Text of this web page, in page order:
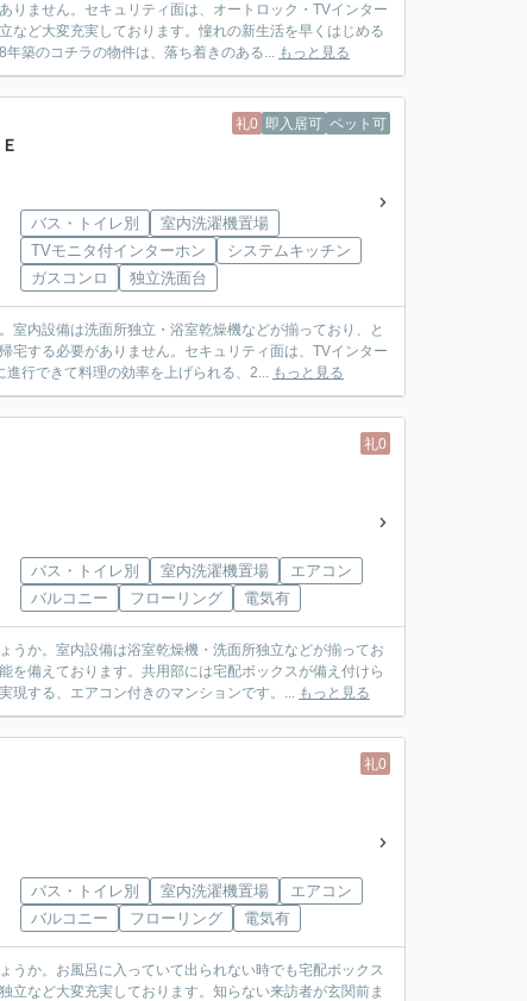
りません。セキュリティ面は、オートロック・TVインター
など大変充実しております。憧れの新生活を早くはじめる
築のコチラの物件は、落ち着きのある... もっと見る
礼0 即入居可 ペット可
バス・トイレ別
室内洗濯機置場
TVモニタ付インターホン
システムキッチン
ガスコンロ
独立洗面台
内設備は洗面所独立・浴室乾燥機などが揃っており、と
宅する必要がありません。セキュリティ面は、TVインター
行できて料理の効率を上げられる、2... もっと見る
礼0
バス・トイレ別 室内洗濯機置場
エアコン
バルコニー
フローリング 電気有
うか。室内設備は浴室乾燥機・洗面所独立などが揃ってお
を備えております。共用部には宅配ボックスが備え付けら
現する、エアコン付きのマンションです。... もっと見る
礼0
バス・トイレ別 室内洗濯機置場
エアコン
バルコニー
フローリング 電気有
うか。お風呂に入っていて出られない時でも宅配ボックス
など大変充実しております。知らない来訪者が玄関前ま